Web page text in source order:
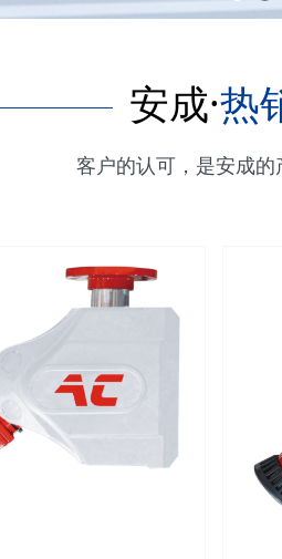
安成·热
客户的认可，是安成